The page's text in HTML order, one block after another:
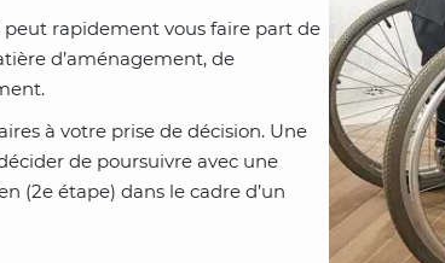
rapidement vous faire part de
d’aménagement, de
à votre prise de décision. Une
de poursuivre avec une
(2e étape) dans le cadre d’un